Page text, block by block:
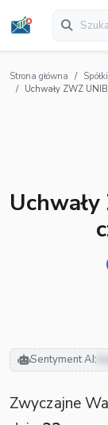
Strona główna Spółki
Uchwały ZWZ
Sentyment AI:
Zwyczajne